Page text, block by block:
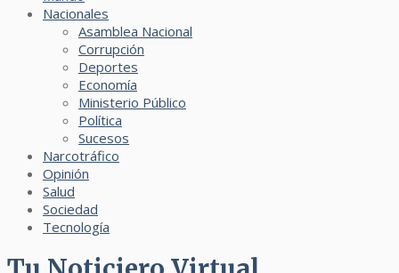
Nacionales
Asamblea Nacional
Corrupción
Deportes
Economía
Ministerio Público
Política
Sucesos
Narcotráfico
Opinión
Salud
Sociedad
Tecnología